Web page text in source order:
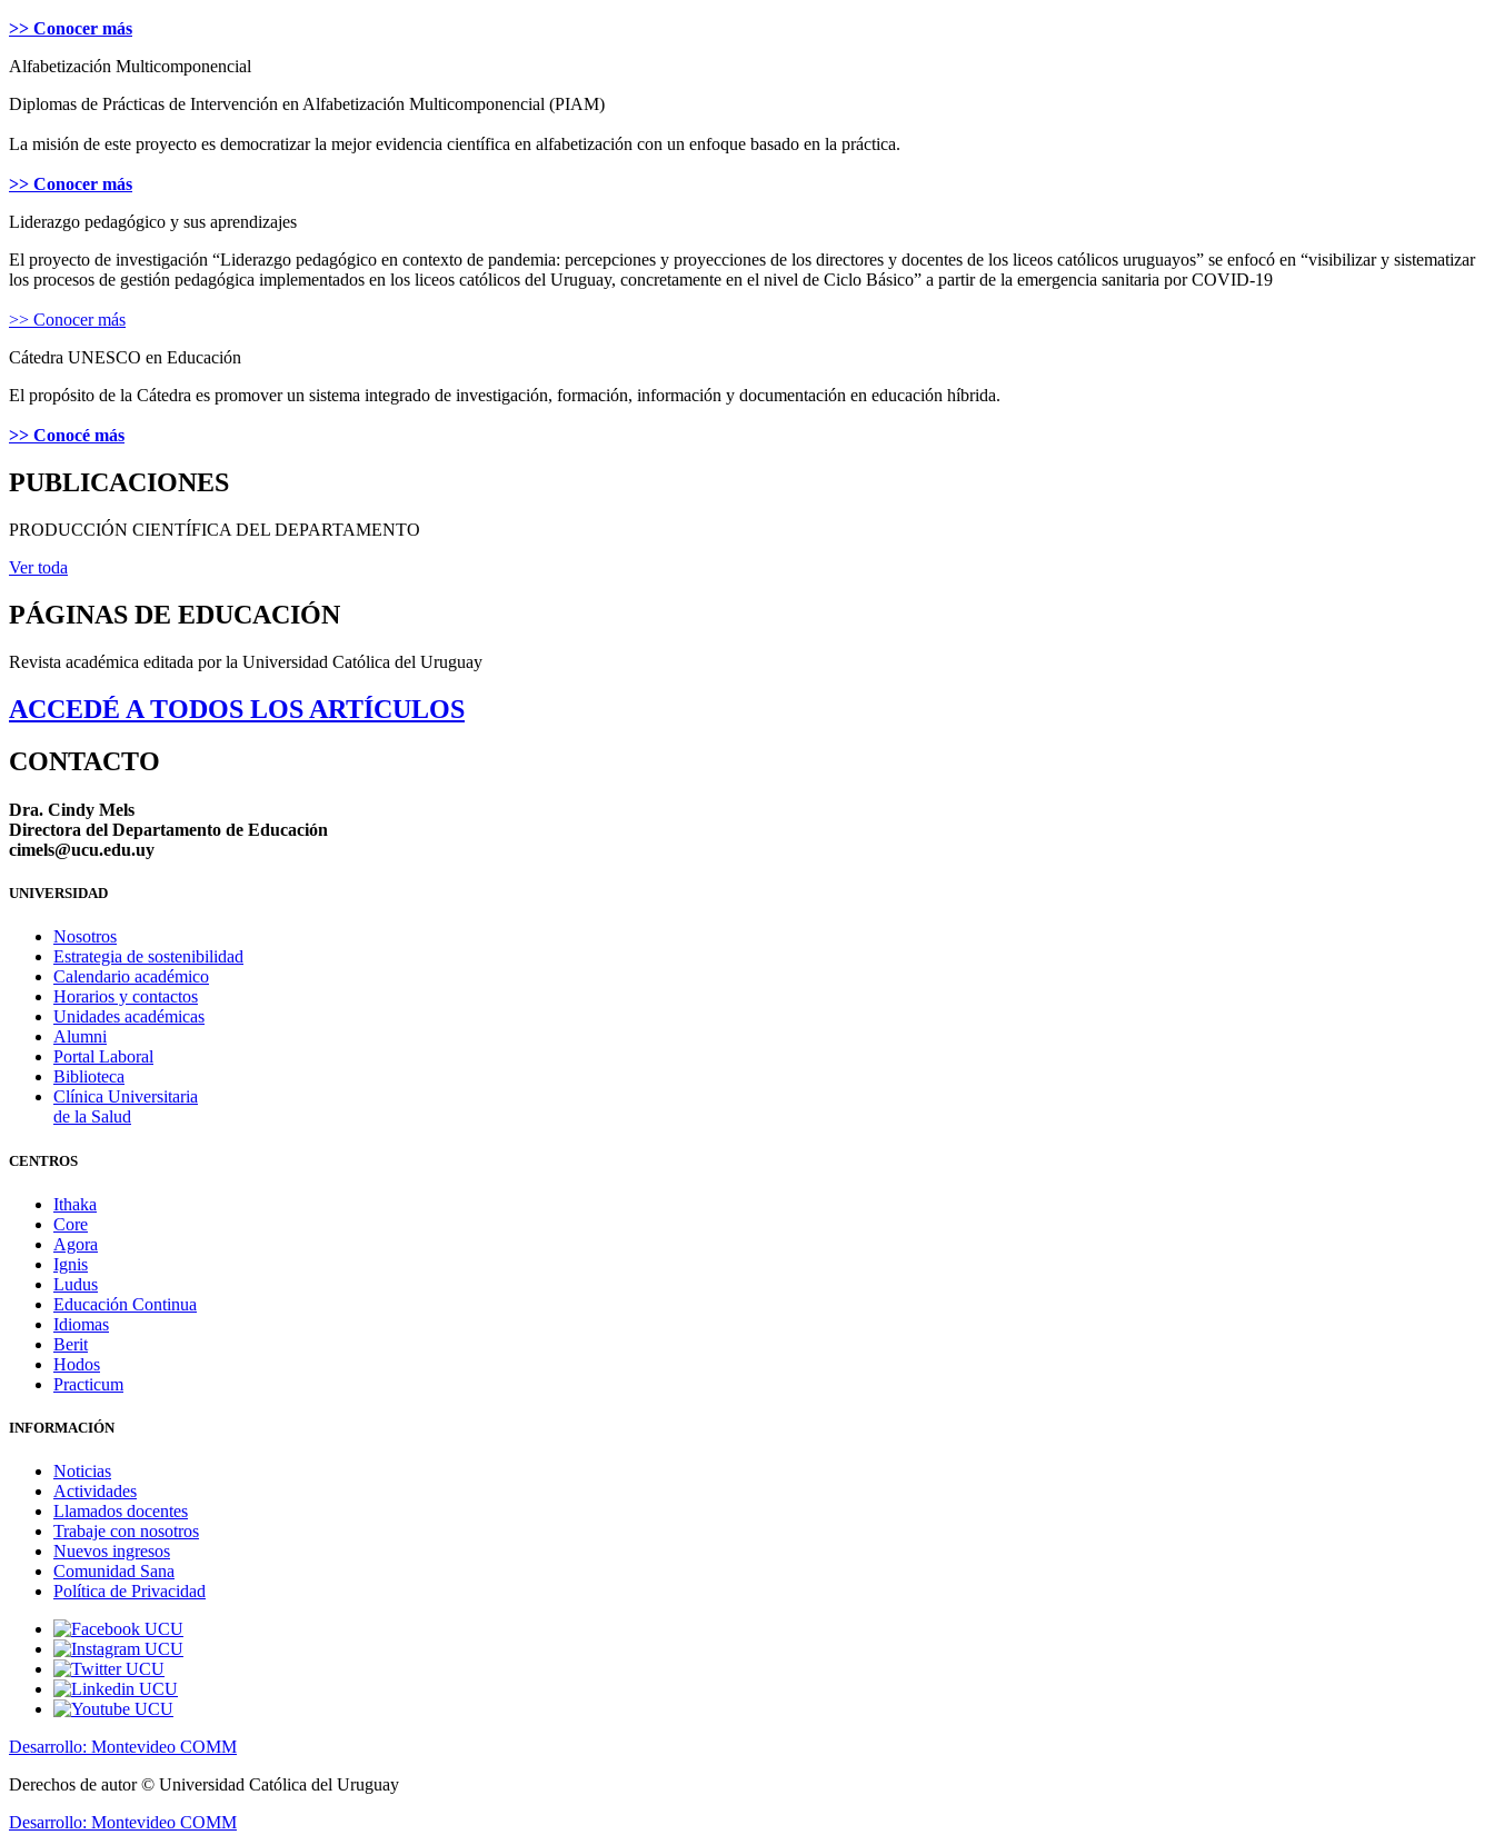
>> Conocer más
Alfabetización Multicomponencial
Diplomas de Prácticas de Intervención en Alfabetización Multicomponencial (PIAM)
La misión de este proyecto es democratizar la mejor evidencia científica en alfabetización con un enfoque basado en la práctica.
>> Conocer más
Liderazgo pedagógico y sus aprendizajes
El proyecto de investigación “Liderazgo pedagógico en contexto de pandemia: percepciones y proyecciones de los directores y docentes de los liceos católicos uruguayos” se enfocó en “visibilizar y sistematizar
los procesos de gestión pedagógica implementados en los liceos católicos del Uruguay, concretamente en el nivel de Ciclo Básico” a partir de la emergencia sanitaria por COVID-19
>> Conocer más
Cátedra UNESCO en Educación
El propósito de la Cátedra es promover un sistema integrado de investigación, formación, información y documentación en educación híbrida.
>> Conocé más
PUBLICACIONES
PRODUCCIÓN CIENTÍFICA DEL DEPARTAMENTO
Ver toda
PÁGINAS DE EDUCACIÓN
Revista académica editada por la Universidad Católica del Uruguay
ACCEDÉ A TODOS LOS ARTÍCULOS
CONTACTO
Dra. Cindy Mels
Directora del Departamento de Educación
cimels@ucu.edu.uy
UNIVERSIDAD
Nosotros
Estrategia de sostenibilidad
Calendario académico
Horarios y contactos
Unidades académicas
Alumni
Portal Laboral
Biblioteca
Clínica Universitaria
de la Salud
CENTROS
Ithaka
Core
Agora
Ignis
Ludus
Educación Continua
Idiomas
Berit
Hodos
Practicum
INFORMACIÓN
Noticias
Actividades
Llamados docentes
Trabaje con nosotros
Nuevos ingresos
Comunidad Sana
Política de Privacidad
Desarrollo: Montevideo COMM
Derechos de autor © Universidad Católica del Uruguay
Desarrollo: Montevideo COMM